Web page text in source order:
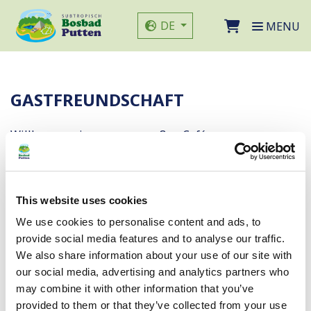
This website uses cookies
We use cookies to personalise content and ads, to
provide social media features and to analyse our traffic.
We also share information about your use of our site with
our social media, advertising and analytics partners who
may combine it with other information that you’ve
provided to them or that they’ve collected from your use
Direkt zum Seiteninhalt
Sprache der Website
DE MENU
GASTFREUNDSCHAFT
Willkommen in unserem großen Café
Ein leckerer Snack, ein Eis, ein Getränk oder ein
Grand Café De Boskamer. Hier können Sie zu
Wenn Sie eine Kinderparty im Bosbad veranstalten
möchten, können Sie ein Paket in unserem Catering
wählen. Für Fragen und Reservierungen nehmen Sie
bitte Kontakt mit uns auf.